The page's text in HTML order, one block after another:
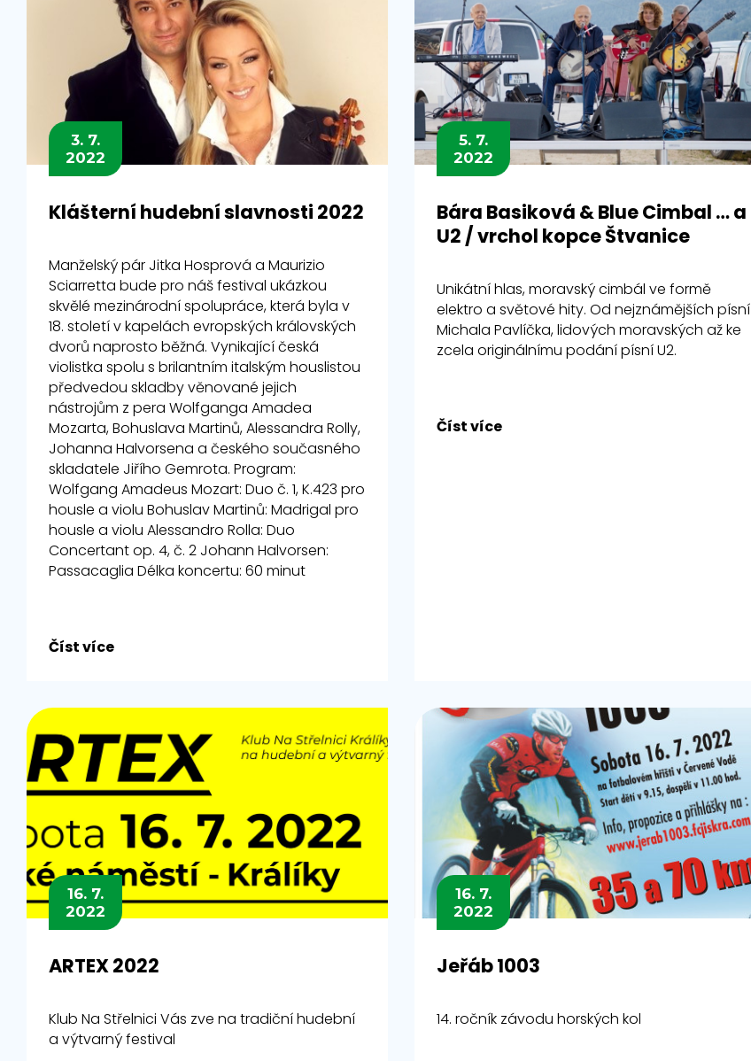
3. 7.
2022
Klášterní hudební slavnosti 2022
Manželský pár Jitka Hosprová a Maurizio
Sciarretta bude pro náš festival ukázkou
skvělé mezinárodní spolupráce, která byla v
18. století v kapelách evropských královských
dvorů naprosto běžná. Vynikající česká
violistka spolu s brilantním italským houslistou
předvedou skladby věnované jejich
nástrojům z pera Wolfganga Amadea
Mozarta, Bohuslava Martinů, Alessandra Rolly,
Johanna Halvorsena a českého současného
skladatele Jiřího Gemrota. Program:
Wolfgang Amadeus Mozart: Duo č. 1, K.423 pro
housle a violu Bohuslav Martinů: Madrigal pro
housle a violu Alessandro Rolla: Duo
Concertant op. 4, č. 2 Johann Halvorsen:
Passacaglia Délka koncertu: 60 minut
Číst více
5. 7.
2022
Bára Basiková & Blue Cimbal … a
U2 / vrchol kopce Štvanice
Unikátní hlas, moravský cimbál ve formě
elektro a světové hity. Od nejznámějších písní
Michala Pavlíčka, lidových moravských až ke
zcela originálnímu podání písní U2.
Číst více
16. 7.
2022
ARTEX 2022
Klub Na Střelnici Vás zve na tradiční hudební
a výtvarný festival
16. 7.
2022
Jeřáb 1003
14. ročník závodu horských kol